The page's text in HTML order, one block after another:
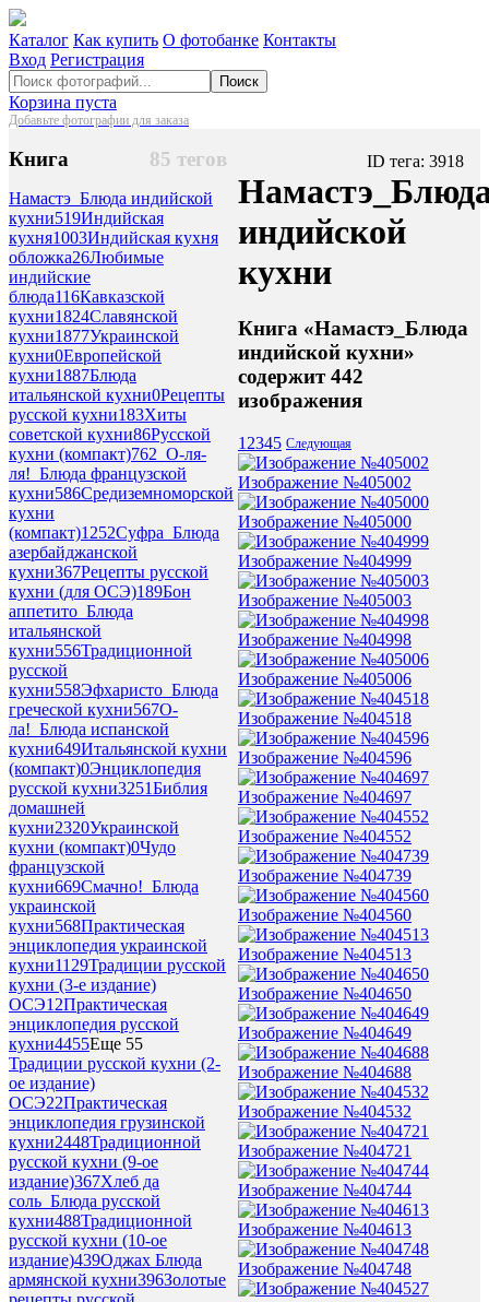
Каталог Как купить О фотобанке Контакты
Вход Регистрация
Поиск
Корзина пуста
Добавьте фотографии для заказа
85 тегов
Книга
Намастэ_Блюда индийской
кухни519Индийская
кухня1003Индийская кухня
обложка26Любимые
индийские
блюда116Кавказской
кухни1824Славянской
кухни1877Украинской
кухни0Европейской
кухни1887Блюда
итальянской кухни0Рецепты
русской кухни183Хиты
советской кухни86Русской
кухни (компакт)762 _О-ля-
ля!_Блюда французской
кухни586Средиземноморской
кухни
(компакт)1252Суфра_Блюда
азербайджанской
кухни367Рецепты русской
кухни (для ОСЭ)189Бон
аппетито_Блюда
итальянской
кухни556Традиционной
русской
кухни558Эфхаристо_Блюда
греческой кухни567О-
ла!_Блюда испанской
кухни649Итальянской кухни
(компакт)0Энциклопедия
русской кухни3251Библия
домашней
кухни2320Украинской
кухни (компакт)0Чудо
французской
кухни669Смачно!_Блюда
украинской
кухни568Практическая
энциклопедия украинской
кухни1129Традиции русской
кухни (3-е издание)
ОСЭ12Практическая
энциклопедия русской
кухни4455Еще 55
Традиции русской кухни (2-
ое издание)
ОСЭ22Практическая
энциклопедия грузинской
кухни2448Традиционной
русской кухни (9-ое
издание)367Хлеб да
соль_Блюда русской
кухни488Традиционной
русской кухни (10-ое
издание)439Оджах Блюда
армянской кухни396Золотые
ID тега: 3918
индийской
кухни
Книга «Намастэ_Блюда
индийской кухни»
содержит 442
изображения
1 2345 Следующая
Изображение №405002
Изображение №405000
Изображение №404999
Изображение №405003
Изображение №404998
Изображение №405006
Изображение №404518
Изображение №404596
Изображение №404697
Изображение №404552
Изображение №404739
Изображение №404560
Изображение №404513
Изображение №404650
Изображение №404649
Изображение №404688
Изображение №404532
Изображение №404721
Изображение №404744
Изображение №404613
Изображение №404748